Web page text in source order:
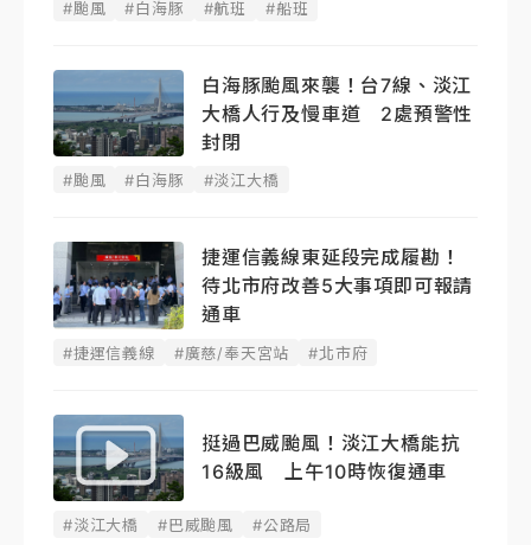
#颱風 #白海豚 #航班 #船班
白海豚颱風來襲！台7線、淡江
大橋人行及慢車道 2處預警性
封閉
#颱風 #白海豚 #淡江大橋
捷運信義線東延段完成履勘！
待北市府改善5大事項即可報請
通車
#捷運信義線 #廣慈/奉天宮站 #北市府
挺過巴威颱風！淡江大橋能抗
16級風 上午10時恢復通車
#淡江大橋 #巴威颱風 #公路局